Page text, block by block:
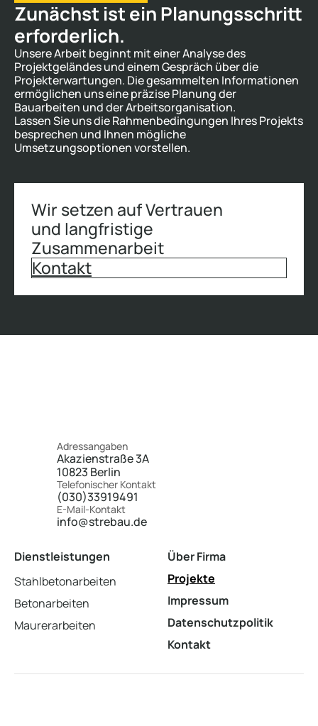
Zunächst ist ein Planungsschritt
erforderlich.
Unsere Arbeit beginnt mit einer Analyse des
Projektgeländes und einem Gespräch über die
Projekterwartungen. Die gesammelten Informationen
ermöglichen uns eine präzise Planung der
Bauarbeiten und der Arbeitsorganisation.
Lassen Sie uns die Rahmenbedingungen Ihres Projekts
besprechen und Ihnen mögliche
Umsetzungsoptionen vorstellen.
Wir setzen auf Vertrauen
und langfristige
Zusammenarbeit
Kontakt
Adressangaben
Akazienstraße 3A
10823 Berlin
Telefonischer Kontakt
(030)33919491
E-Mail-Kontakt
info@strebau.de
Dienstleistungen
Stahlbetonarbeiten
Betonarbeiten
Maurerarbeiten
Über Firma
Projekte
Impressum
Datenschutzpolitik
Kontakt